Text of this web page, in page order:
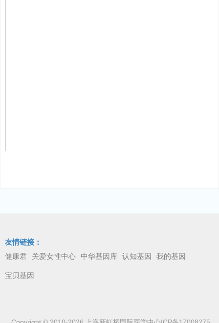
友情链接：
健康君
关爱女性中心 中华基因库 认知基因 我的基因
宝贝基因